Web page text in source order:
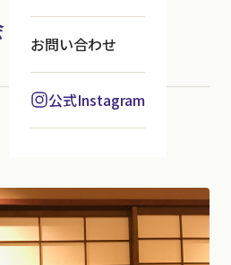
お問い合わせ
公式Instagram